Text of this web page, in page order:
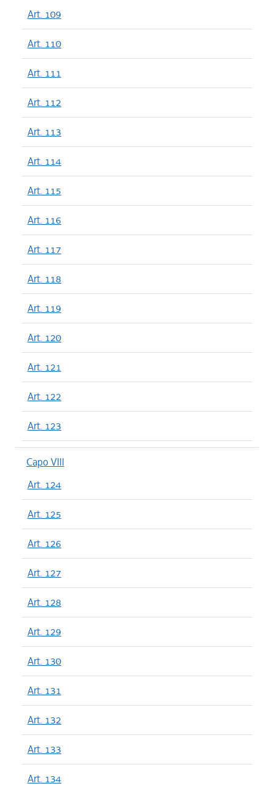
Art. 109
Art. 110
Art. 111
Art. 112
Art. 113
Art. 114
Art. 115
Art. 116
Art. 117
Art. 118
Art. 119
Art. 120
Art. 121
Art. 122
Art. 123
Capo VIII
Art. 124
Art. 125
Art. 126
Art. 127
Art. 128
Art. 129
Art. 130
Art. 131
Art. 132
Art. 133
Art. 134